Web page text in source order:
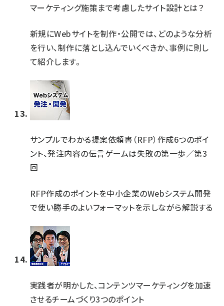
マーケティング施策まで考慮したサイト設計とは？
新規にWebサイトを制作・公開では、どのような分析
を行い、制作に落とし込んでいくべきか、事例に則し
て紹介します。
サンプルでわかる提案依頼書（RFP）作成6つのポイ
ント、発注内容の伝言ゲームは失敗の第一歩／第3
回
RFP作成のポイントを中小企業のWebシステム開発
で使い勝手のよいフォーマットを示しながら解説する
実践者が明かした、コンテンツマーケティングを加速
させるチームづくり3つのポイント